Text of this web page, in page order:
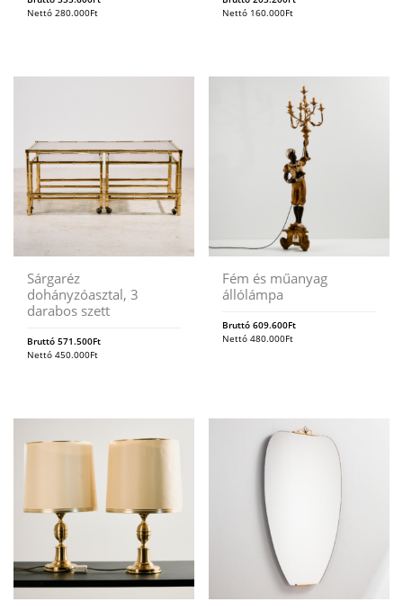
Nettó 280.000Ft
Nettó 160.000Ft
Sárgaréz
dohányzóasztal, 3
darabos szett
Bruttó 571.500Ft
Nettó 450.000Ft
Fém és műanyag
állólámpa
Bruttó609.600Ft
Nettó480.000Ft